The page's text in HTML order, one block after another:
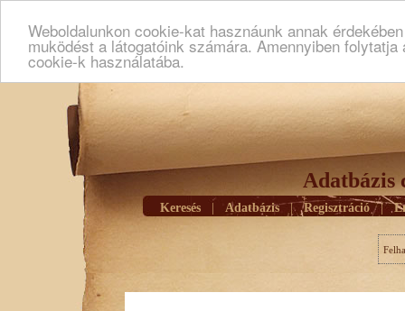
Weboldalunkon cookie-kat hasznáunk annak
muködést a látogatóink számára. Amennyiben
cookie-k használatába.
Adatbázis
Keresés Adatbázis | Regisztráció |